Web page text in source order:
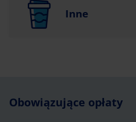
Inne
Obowiązujące opłaty